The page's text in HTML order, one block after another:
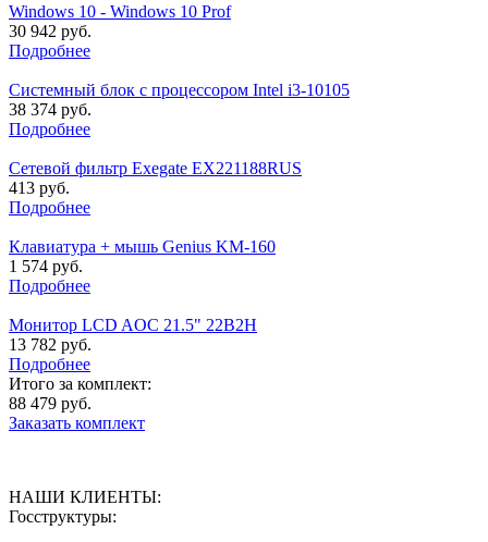
Windows 10 - Windows 10 Prof
30 942 руб.
Подробнее
Системный блок с процессором Intel i3-10105
38 374 руб.
Подробнее
Сетевой фильтр Exegate EX221188RUS
413 руб.
Подробнее
Клавиатура + мышь Genius KM-160
1 574 руб.
Подробнее
Монитор LCD AOC 21.5" 22B2H
13 782 руб.
Подробнее
Итого за комплект:
88 479 руб.
Заказать комплект
НАШИ КЛИЕНТЫ:
Госструктуры: